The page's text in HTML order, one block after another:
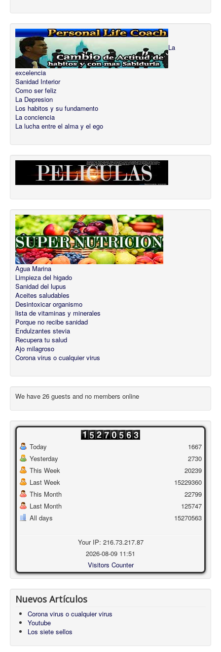
La
excelencia
Sanidad Interior
Como ser feliz
La Depresion
Los habitos y su fundamento
La conciencia
La lucha entre el alma y el ego
Agua Marina
Limpieza del higado
Sanidad del lupus
Aceites saludables
Desintoxicar organismo
lista de vitaminas y minerales
Porque no recibe sanidad
Endulzantes stevia
Recupera tu salud
Ajo milagroso
Corona virus o cualquier virus
We have 26 guests and no members online
Today
Yesterday
This Week
Last Week
This Month
Last Month
All days
1667
2730
20239
15229360
22799
125747
15270563
Your IP: 216.73.217.87
2026-08-09 11:51
Visitors Counter
Nuevos Artículos
Corona virus o cualquier virus
Youtube
Los siete sellos